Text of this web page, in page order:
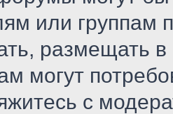
или группам
размещать
могут
с